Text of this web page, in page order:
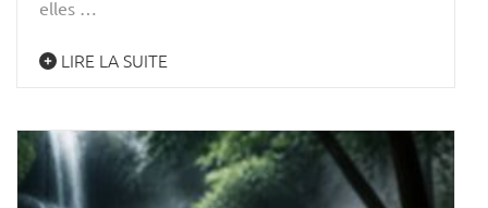
elles …
LIRE LA SUITE